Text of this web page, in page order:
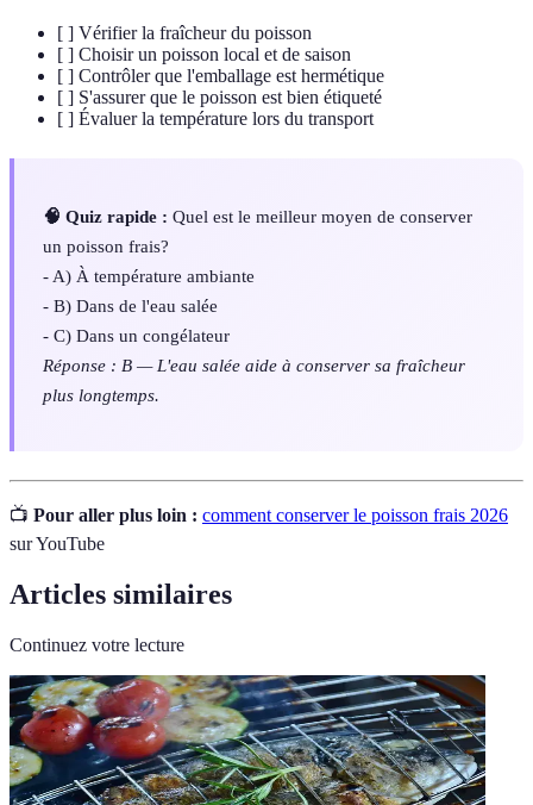
[ ] Vérifier la fraîcheur du poisson
[ ] Choisir un poisson local et de saison
[ ] Contrôler que l'emballage est hermétique
[ ] S'assurer que le poisson est bien étiqueté
[ ] Évaluer la température lors du transport
🧠 Quiz rapide : Quel est le meilleur moyen de conserver
un poisson frais?
- A) À température ambiante
- B) Dans de l'eau salée
- C) Dans un congélateur
Réponse : B — L'eau salée aide à conserver sa fraîcheur
plus longtemps.
📺 Pour aller plus loin : comment conserver le poisson frais 2026
sur YouTube
Articles similaires
Continuez votre lecture